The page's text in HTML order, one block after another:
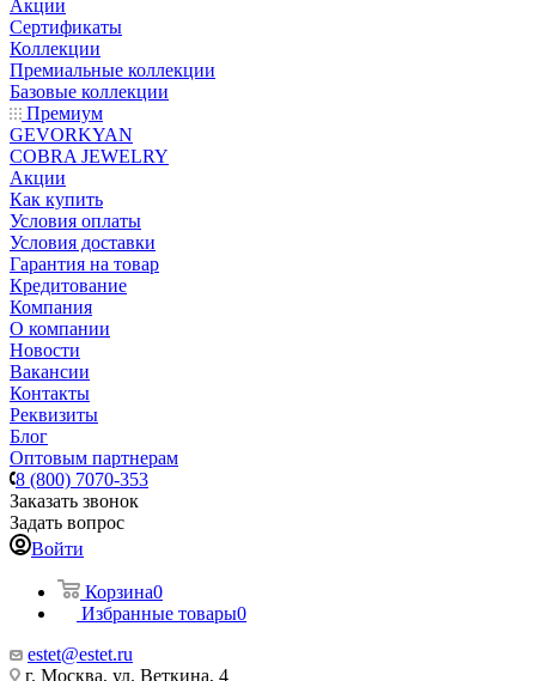
Акции
Сертификаты
Коллекции
Премиальные коллекции
Базовые коллекции
Премиум
GEVORKYAN
COBRA JEWELRY
Акции
Как купить
Условия оплаты
Условия доставки
Гарантия на товар
Кредитование
Компания
О компании
Новости
Вакансии
Контакты
Реквизиты
Блог
Оптовым партнерам
8 (800) 7070-353
Заказать звонок
Задать вопрос
Войти
Корзина0
Избранные товары0
estet@estet.ru
г. Москва, ул. Веткина, 4